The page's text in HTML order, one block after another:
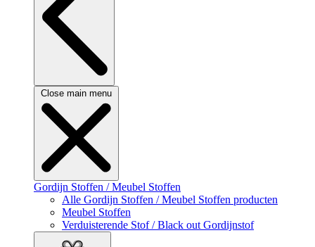
Close main menu
Gordijn Stoffen / Meubel Stoffen
Alle Gordijn Stoffen / Meubel Stoffen producten
Meubel Stoffen
Verduisterende Stof / Black out Gordijnstof